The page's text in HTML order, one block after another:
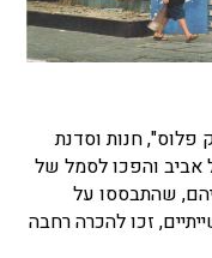
את "פלסטיק פלוס", חנות וסדנת
אביב והפכו לסמל של
שהתבססו על
זכו להכרה רחבה